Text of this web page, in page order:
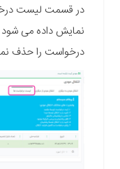
در قسمت لیست
نمایش داده می
درخواست را حذف